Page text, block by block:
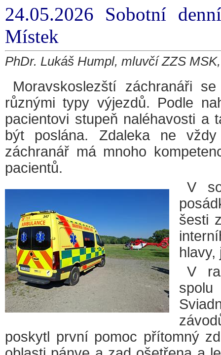
24.05.2026 Sobotní
Místek
PhDr. Lukáš Humpl, mluvčí ZZS
Moravskoslezští záchranáři
různými typy výjezdů. Podle
pacientovi stupeň naléhavosti a
být poslána. Zdaleka ne
záchranář má mnoho
pacientů.
V
šesti
hlavy,
V
poskytl první pomoc přítomný